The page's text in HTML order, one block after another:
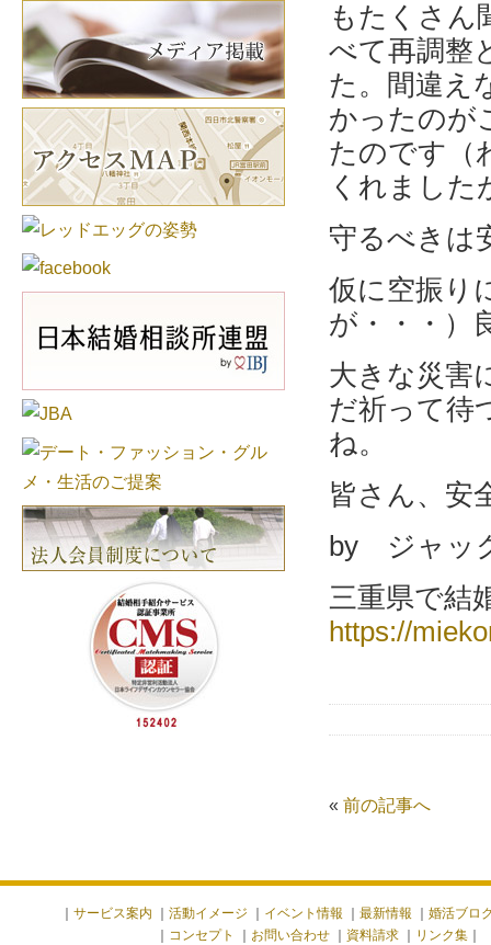
もたくさん
べて再調整
た。間違え
かったのが
たのです（
くれました
守るべきは
仮に空振り
が・・・）
大きな災害
だ祈って待
ね。
皆さん、安
by ジャッ
三重県で結
https://
« 前の記事へ
サービス案内 活動イメージ イベント情報 最新情報
婚活ブロ
コンセプト お問い合わせ｜ 資料請求｜ リンク集｜